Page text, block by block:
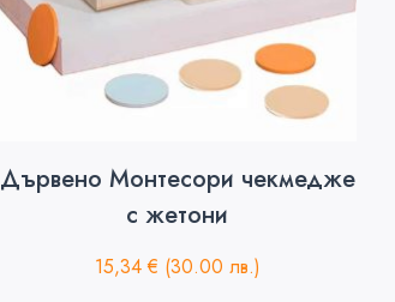
Дървено Монтесори чекмедже
с жетони
15,34€ (30.00 лв.)